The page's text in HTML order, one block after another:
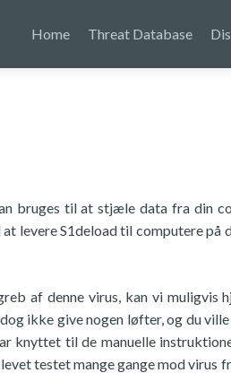
Home Threat Database
bruges til at stjæle data fra din
levere S1deload til computere på
af denne virus, kan vi muligvis
ikke give nogen løfter, og du
knyttet til de manuelle
testet mange gange mod virus